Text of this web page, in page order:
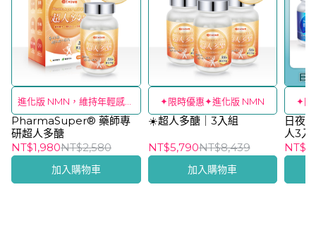
進化版 NMN，維持年輕感🔥
１件免運
PharmaSuper® 藥師專
研超人多醣
NT$1,980NT$2,580
加入購物車
✦限時優惠✦進化版 NMN
☀️超人多醣｜3入組
NT$5,790NT$8,439
加入購物車
✦囤
日夜
人3入